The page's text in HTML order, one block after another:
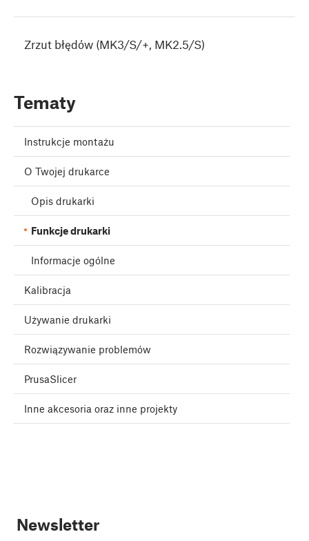
Zrzut błędów (MK3/S/+, MK2.5/S)
Tematy
Instrukcje montażu
O Twojej drukarce
Opis drukarki
Funkcje drukarki
Informacje ogólne
Kalibracja
Używanie drukarki
Rozwiązywanie problemów
PrusaSlicer
Inne akcesoria oraz inne projekty
Newsletter